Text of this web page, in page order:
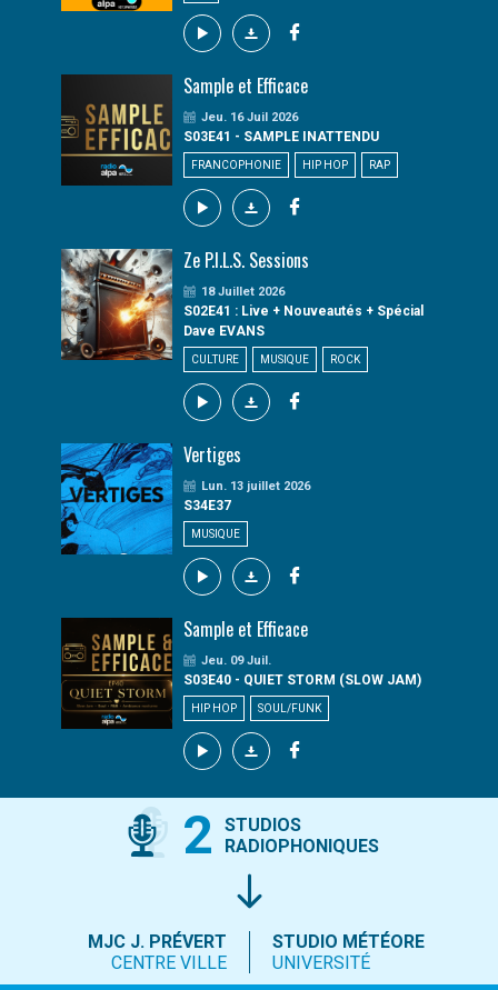
Sample et Efficace
Jeu. 16 Juil 2026
S03E41 - SAMPLE INATTENDU
FRANCOPHONIE HIP HOP RAP
Ze P.I.L.S. Sessions
18 Juillet 2026
S02E41 : Live + Nouveautés + Spécial
Dave EVANS
CULTURE MUSIQUE ROCK
Vertiges
Lun. 13 juillet 2026
S34E37
MUSIQUE
Sample et Efficace
Jeu. 09 Juil.
S03E40 - QUIET STORM (SLOW JAM)
HIP HOP SOUL/FUNK
2
STUDIOS
RADIOPHONIQUES
MJC J. PRÉVERT
CENTRE VILLE
STUDIO MÉTÉORE
UNIVERSITÉ